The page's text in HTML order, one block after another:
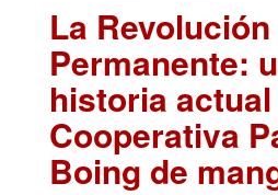
La Revolución
Permanente:
historia
Cooperativa
Boing de